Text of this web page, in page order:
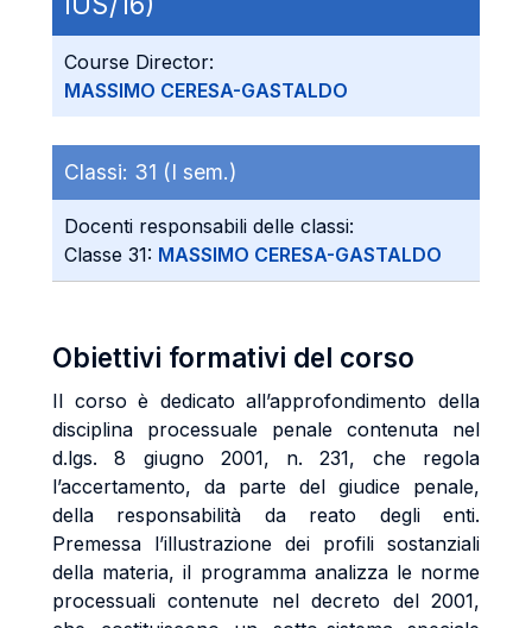
Course Director:
MASSIMO CERESA-GASTALDO
Classi: 31 (I sem.)
Docenti responsabili delle classi:
Classe 31: MASSIMO CERESA-GASTALDO
Obiettivi formativi del corso
Il corso è dedicato all’approfondimento della
disciplina processuale penale contenuta nel
d.lgs. 8 giugno 2001, n. 231, che regola
l’accertamento, da parte del giudice penale,
della responsabilità da reato degli enti.
Premessa l’illustrazione dei profili sostanziali
della materia, il programma analizza le norme
processuali contenute nel decreto del 2001,